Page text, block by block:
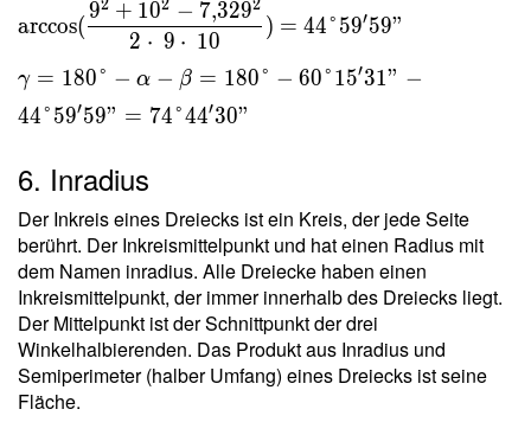
\cos β \ \\ β =
\arccos(\dfrac{
a^2+c^2-b^2 }{
2ac } ) =
7{,}329^2 }{ 2
\cdot \ 9 \cdot \
10 } ) =
44\degree 59'59"
\ \\ γ =
180\degree - α - β
= 180\degree -
60\degree 15'31"
- 44\degree
arccos(
2 ⋅ 9 ⋅ 10
92 + 102 − 7,3292
) = 44°59′59"
γ = 180° − α − β = 180° − 60°15′31" −
44°59′59" = 74°44′30"
6. Inradius
Der Inkreis eines Dreiecks ist ein Kreis, der jede Seite
berührt. Der Inkreismittelpunkt und hat einen Radius mit
dem Namen inradius. Alle Dreiecke haben einen
Inkreismittelpunkt, der immer innerhalb des Dreiecks liegt.
Der Mittelpunkt ist der Schnittpunkt der drei
Winkelhalbierenden. Das Produkt aus Inradius und
Semiperimeter (halber Umfang) eines Dreiecks ist seine
Fläche.